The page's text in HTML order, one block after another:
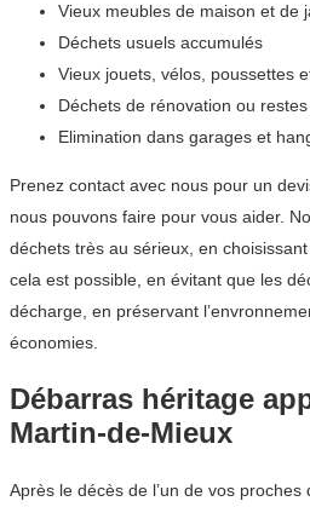
Vieux meubles de maison et de
Déchets usuels accumulés
Vieux jouets, vélos, poussettes
Déchets de rénovation ou
Elimination dans garages et
Prenez contact avec nous pour un
nous pouvons faire pour vous aider.
déchets très au sérieux, en
cela est possible, en évitant que les
décharge, en préservant
économies.
Débarras héritage
Martin-de-Mieux
Après le décès de l’un de vos